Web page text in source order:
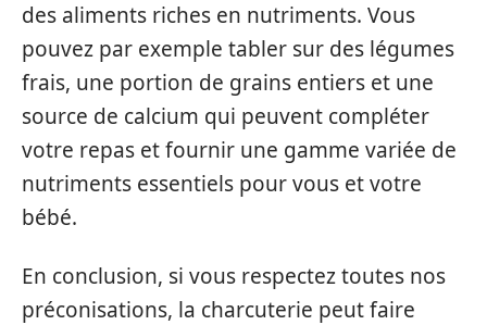
des aliments riches en nutriments. Vous
pouvez par exemple tabler sur des légumes
frais, une portion de grains entiers et une
source de calcium qui peuvent compléter
votre repas et fournir une gamme variée de
nutriments essentiels pour vous et votre
bébé.
En conclusion, si vous respectez toutes nos
préconisations, la charcuterie peut faire